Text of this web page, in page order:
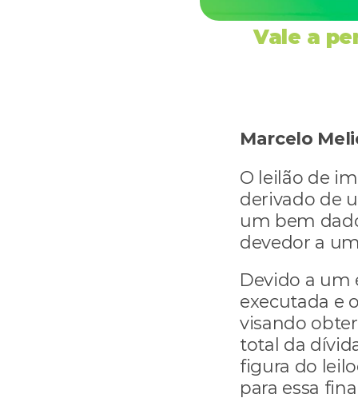
Vale a
Marcelo
O leilão de
derivado de
um bem
devedor a
Devido a um
executada e
visando
total da
figura do
para essa